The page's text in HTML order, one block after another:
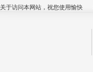
关于访问本网站，祝您使用愉快